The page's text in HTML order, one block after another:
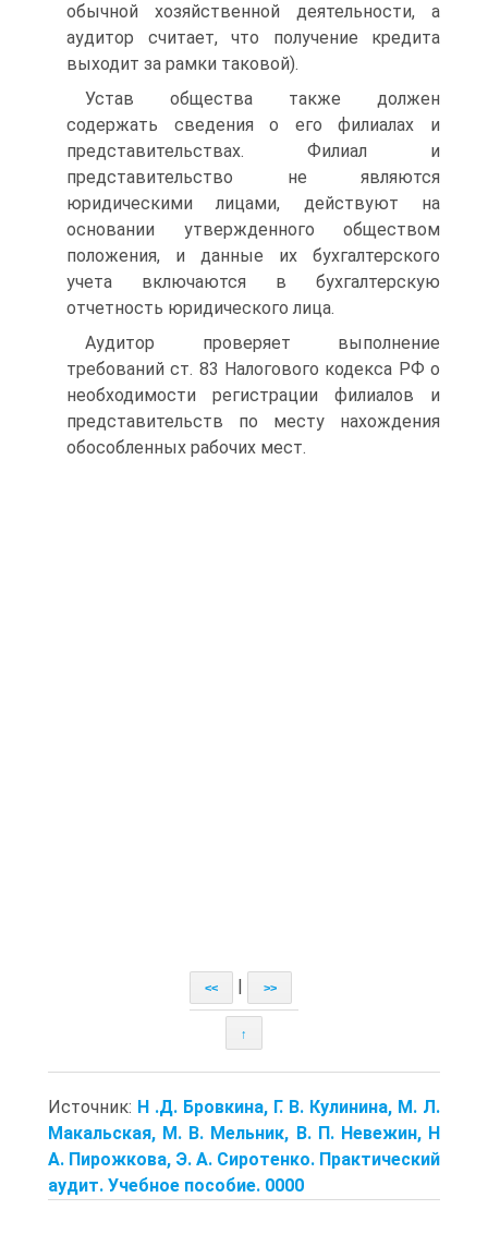
обычной хозяйственной деятельности, а
аудитор считает, что получение кредита
выходит за рамки таковой).
Устав общества также должен
содержать сведения о его филиалах и
представительствах. Филиал и
представительство не являются
юридическими лицами, действуют на
основании утвержденного обществом
положения, и данные их бухгалтерского
учета включаются в бухгалтерскую
отчетность юридического лица.
Аудитор проверяет выполнение
требований ст. 83 Налогового кодекса РФ о
необходимости регистрации филиалов и
представительств по месту нахождения
обособленных рабочих мест.
<< >>
↑
Источник: Н .Д. Бровкина, Г. В. Кулинина, М. Л.
Макальская, М. В. Мельник, В. П. Невежин, Н
А. Пирожкова, Э. А. Сиротенко. Практический
аудит. Учебное пособие. 0000